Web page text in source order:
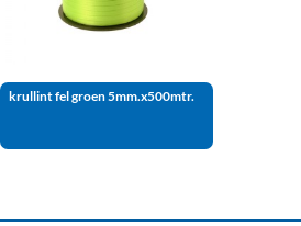
krullint fel groen 5mm.x500mtr.